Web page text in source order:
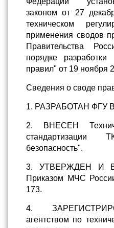
законом от 27
техническом
применения сводов
Правительства
порядке
правил" от 19 ноября
Сведения о своде
1. РАЗРАБОТАН ФГУ
2. ВНЕСЕН
безопасность".
3. УТВЕРЖДЕН И
Приказом МЧС
173.
4.
агентством по